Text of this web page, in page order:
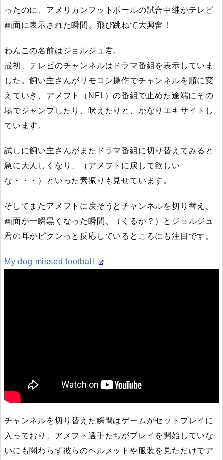
ったのに、アメリカンフットボールの試合中継がテレビ
画面に表示された瞬間、飛び跳ねて大興奮！
わんこの名前はジョルジュ君。
最初、テレビのチャンネルはドラマ番組を表示していま
した。飼い主さんがリモコン操作でチャンネルを順に変
えていき、アメフト（ NFL）の番組で止めた途端にその
場でジャンプしたり、吠えたりと、かなりエキサイトし
ています。
試しに飼い主さんがまたドラマ番組に切り替えてみると
急に大人しくなり、（アメフトに戻して欲しい
な・・・）といった素振りも見せています。
そしてまたアメフトに戻そうとチャンネルを切り替え、
画面が一瞬黒くなった瞬間、（くるか？）とジョルジュ
君の耳がピクンっと反応しているところにも注目です。
My dog missed football
チャンネルを切り替えた瞬間はゲームがセットプレイに
入っており、アメフト選手たちがプレイを開始していな
いにも関わらず彼らのヘルメットや服装を見ただけでア